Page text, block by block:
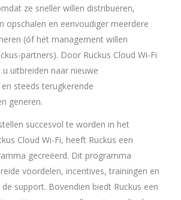
ze sneller willen distribueren,
opschalen en eenvoudiger meerdere
(óf het management willen
partners). Door Ruckus Cloud Wi-Fi
uitbreiden naar nieuwe
steeds terugkerende
generen.
succesvol te worden in het
Cloud Wi-Fi, heeft Ruckus een
gecreëerd. Dit programma
voordelen, incentives, trainingen en
support. Bovendien biedt Ruckus een